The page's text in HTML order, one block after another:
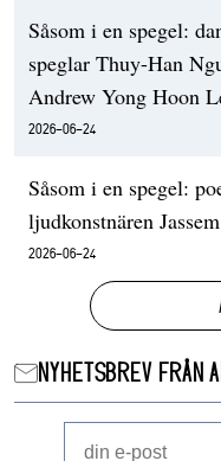
Såsom i en spegel:
speglar Thuy-Han
Andrew Yong Hoon
2026-06-24
Såsom i en spegel:
ljudkonstnären
2026-06-24
NYHETSBREV FRÅN